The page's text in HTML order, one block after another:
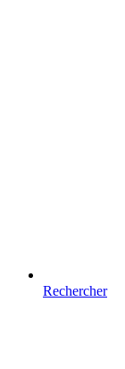
Rechercher